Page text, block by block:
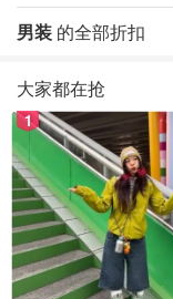
男装 的全部折扣
大家都在抢
1